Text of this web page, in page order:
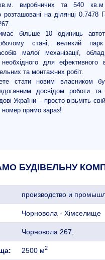
виробничих та 540 кв.м
на ділянці 0.7478
більше 10 одиниць
стані, великий парк
малої механізації,
необхідного для ефективного
та монтажних робіт.
стати новим власником
досвідом роботи та
України – просто візьміть
номер прямо зараз!
БУДІВЕЛЬНУ
производство и
Чорновола - Хімселище
Чорновола 267,
2500 м2